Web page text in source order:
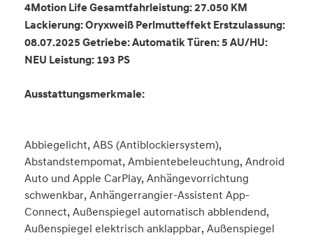
4Motion Life Gesamtfahrleistung: 27.050 KM
Lackierung: Oryxweiß Perlmutteffekt Erstzulassung:
08.07.2025 Getriebe: Automatik Türen: 5 AU/HU:
NEU Leistung: 193 PS
Ausstattungsmerkmale:
Abbiegelicht, ABS (Antiblockiersystem),
Abstandstempomat, Ambientebeleuchtung, Android
Auto und Apple CarPlay, Anhängevorrichtung
schwenkbar, Anhängerrangier-Assistent App-
Connect, Außenspiegel automatisch abblendend,
Außenspiegel elektrisch anklappbar, Außenspiegel